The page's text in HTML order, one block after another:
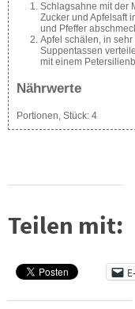
Schlagsahne mit der
Zucker und Apfelsaft
und Pfeffer
Apfel schälen, in
Suppentassen
mit einem
Nährwerte
Portionen, Stück: 4
Teilen mit: